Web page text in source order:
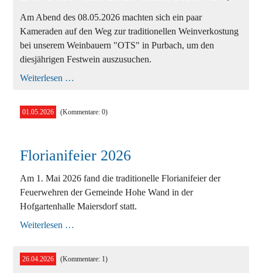
Am Abend des 08.05.2026 machten sich ein paar
Kameraden auf den Weg zur traditionellen Weinverkostung
bei unserem Weinbauern "OTS" in Purbach, um den
diesjährigen Festwein auszusuchen.
Weiterlesen …
fest!
01.05.2026 (Kommentare: 0)
Florianifeier 2026
Am 1. Mai 2026 fand die traditionelle Florianifeier der
Feuerwehren der Gemeinde Hohe Wand in der
Hofgartenhalle Maiersdorf statt.
Weiterlesen …
26.04.2026 (Kommentare: 1)